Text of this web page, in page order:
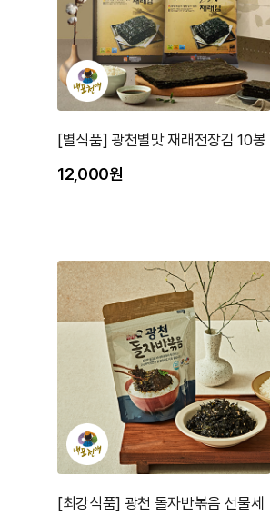
[별식품] 광천별맛 재래전장김 10봉
12,000원
[최강식품] 광천 돌자반볶음 선물세